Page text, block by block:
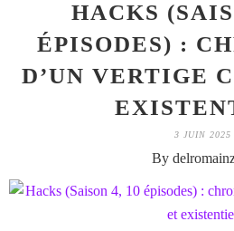
HACKS
ÉPISODES) :
D’UN VERTIGE
3 JUIN 2025
By